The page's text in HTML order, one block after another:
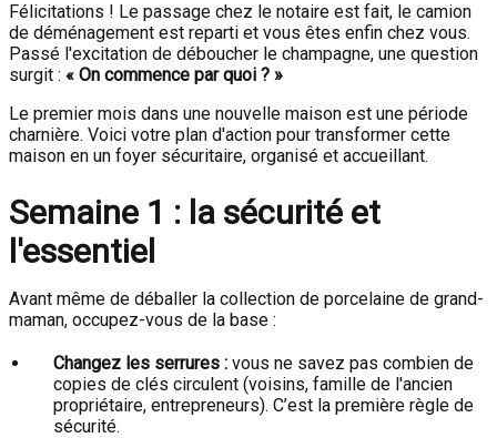
Félicitations ! Le passage chez le notaire est fait, le camion
de déménagement est reparti et vous êtes enfin chez vous.
Passé l'excitation de déboucher le champagne, une question
surgit : « On commence par quoi ? »
Le premier mois dans une nouvelle maison est une période
charnière. Voici votre plan d'action pour transformer cette
maison en un foyer sécuritaire, organisé et accueillant.
Semaine 1 : la sécurité et
l'essentiel
Avant même de déballer la collection de porcelaine de grand-
maman, occupez-vous de la base :
Changez les serrures : vous ne savez pas combien de
copies de clés circulent (voisins, famille de l'ancien
propriétaire, entrepreneurs). C’est la première règle de
sécurité.